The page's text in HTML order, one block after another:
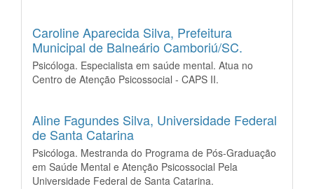
Caroline Aparecida Silva, Prefeitura
Municipal de Balneário Camboriú/SC.
Psicóloga. Especialista em saúde mental. Atua no
Centro de Atenção Psicossocial - CAPS II.
Aline Fagundes Silva, Universidade Federal
de Santa Catarina
Psicóloga. Mestranda do Programa de Pós-Graduação
em Saúde Mental e Atenção Psicossocial Pela
Universidade Federal de Santa Catarina.